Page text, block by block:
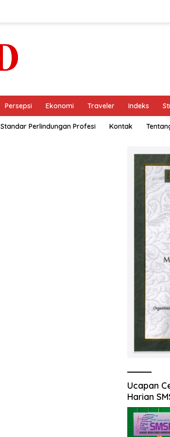
Persepsi Ekonomi Traveler Indeks
Standar Perlindungan Profesi Kontak
Ucapan
Harian